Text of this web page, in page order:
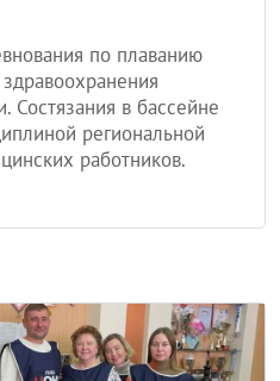
по плаванию
Состязания в бассейне
региональной
работников.